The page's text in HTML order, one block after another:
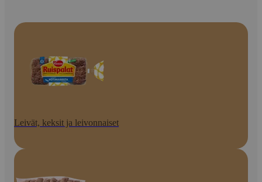
Leivät, keksit ja leivonnaiset